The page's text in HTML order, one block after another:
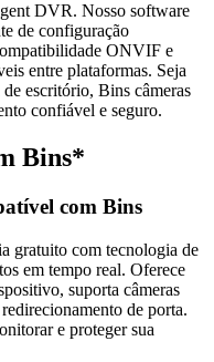
DVR. Nosso software
de configuração
ONVIF e
entre plataformas. Seja
escritório, Bins câmeras
confiável e seguro.
Bins*
com Bins
gratuito com tecnologia de
em tempo real. Oferece
suporta câmeras
de porta.
e proteger sua